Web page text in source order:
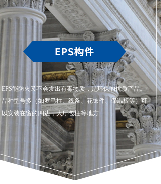
EPS能防火又不会发出有毒物质，是环保的优质产品。
品种型号多（如罗马柱、线条、花饰件、保温板等）可
以安装在窗的四边，大厅包柱等地方